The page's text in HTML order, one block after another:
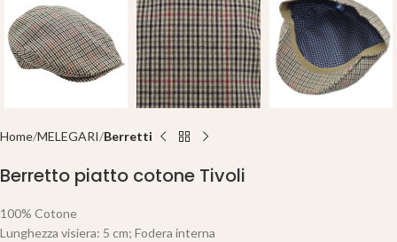
Home MELEGARI Berretti
Berretto piatto cotone Tivoli
100% Cotone
Lunghezza visiera: 5 cm; Fodera interna